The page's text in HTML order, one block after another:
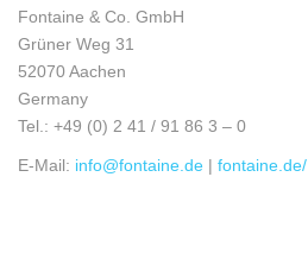
Fontaine & Co. GmbH
Grüner Weg 31
52070 Aachen
Germany
Tel.: +49 (0) 2 41 / 91 86 3 – 0
E-Mail: info@fontaine.de | fontaine.de/